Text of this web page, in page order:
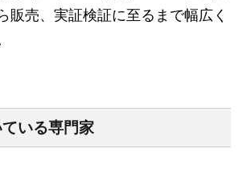
販売、実証検証に至るまで幅広く
いる専門家